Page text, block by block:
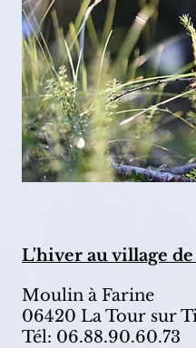
L'hiver au village
Moulin à Farine
06420 La Tour sur
Tél: 06.88.90.60.73